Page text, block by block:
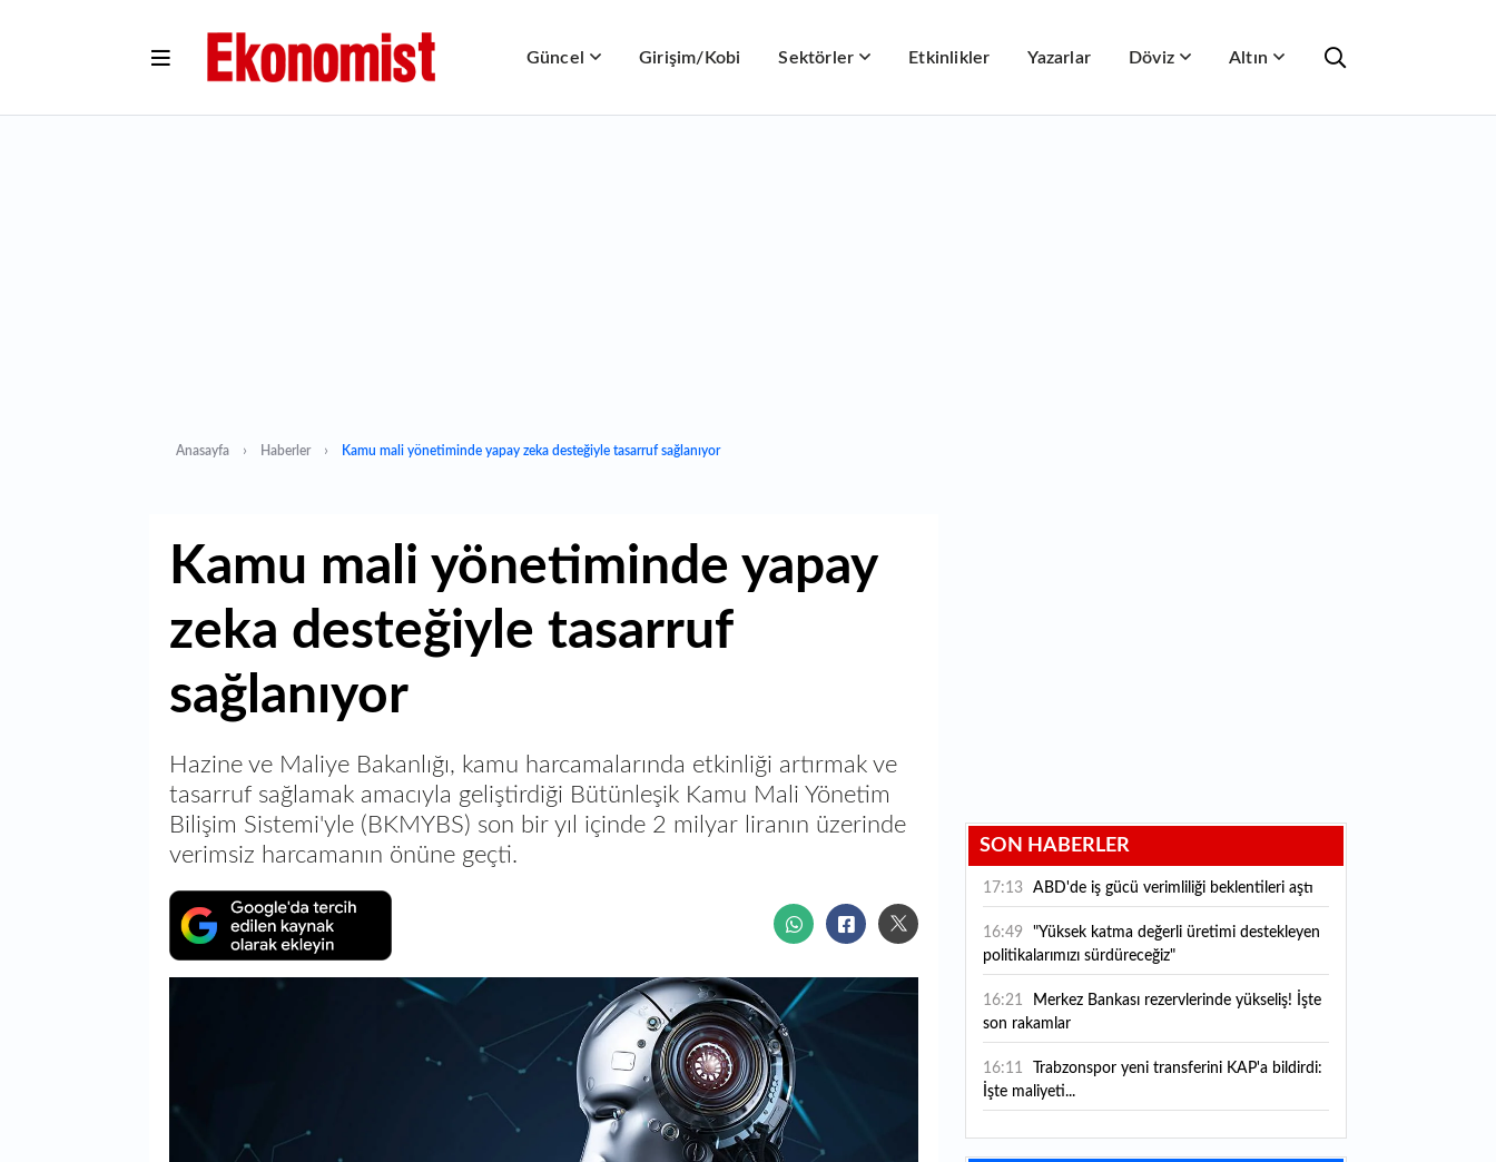
Güncel Girişim/Kobi Sektörler Etkinlikler Yazarlar Döviz Altın
Anasayfa Haberler Kamu mali yönetiminde yapay zeka desteğiyle tasarruf sağlanıyor
Kamu mali yönetiminde yapay
zeka desteğiyle tasarruf
sağlanıyor
Hazine ve Maliye Bakanlığı, kamu harcamalarında etkinliği artırmak ve
tasarruf sağlamak amacıyla geliştirdiği Bütünleşik Kamu Mali Yönetim
Bilişim Sistemi'yle (BKMYBS) son bir yıl içinde 2 milyar liranın üzerinde
verimsiz harcamanın önüne geçti.
SON HABERLER
17:13 ABD'de iş gücü verimliliği beklentileri aştı
16:49
"Yüksek katma değerli üretimi destekleyen
politikalarımızı sürdüreceğiz"
16:21
son rakamlar
16:11
İşte maliyeti...
16:09 TMO 2026-2027 fındık alım fiyatlarını